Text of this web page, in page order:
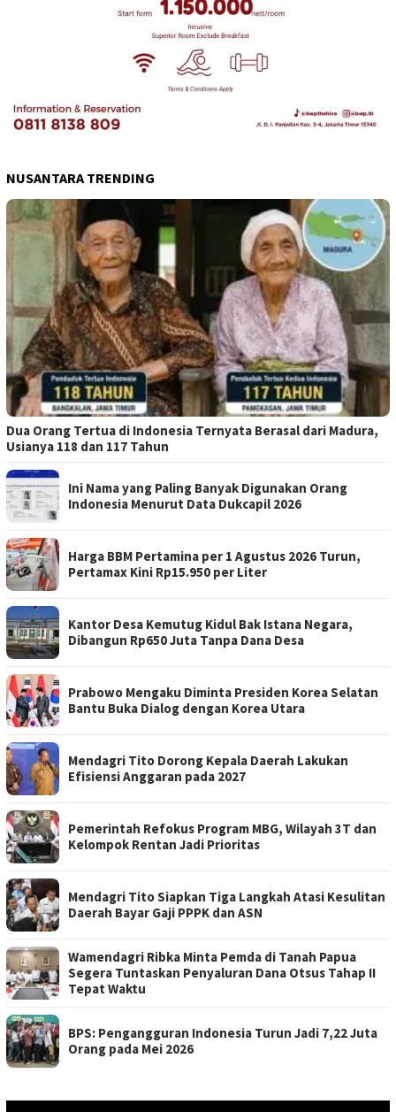
NUSANTARA TRENDING
Dua Orang Tertua di Indonesia Ternyata Berasal dari Madura,
Usianya 118 dan 117 Tahun
Ini Nama yang Paling Banyak Digunakan Orang
Indonesia Menurut Data Dukcapil 2026
Harga BBM Pertamina per 1 Agustus 2026 Turun,
Pertamax Kini Rp15.950 per Liter
Kantor Desa Kemutug Kidul Bak Istana Negara,
Dibangun Rp650 Juta Tanpa Dana Desa
Prabowo Mengaku Diminta Presiden Korea Selatan
Bantu Buka Dialog dengan Korea Utara
Mendagri Tito Dorong Kepala Daerah Lakukan
Efisiensi Anggaran pada 2027
Pemerintah Refokus Program MBG, Wilayah 3T dan
Kelompok Rentan Jadi Prioritas
Mendagri Tito Siapkan Tiga Langkah Atasi Kesulitan
Daerah Bayar Gaji PPPK dan ASN
Wamendagri Ribka Minta Pemda di Tanah Papua
Segera Tuntaskan Penyaluran Dana Otsus Tahap II
Tepat Waktu
BPS: Pengangguran Indonesia Turun Jadi 7,22 Juta
Orang pada Mei 2026